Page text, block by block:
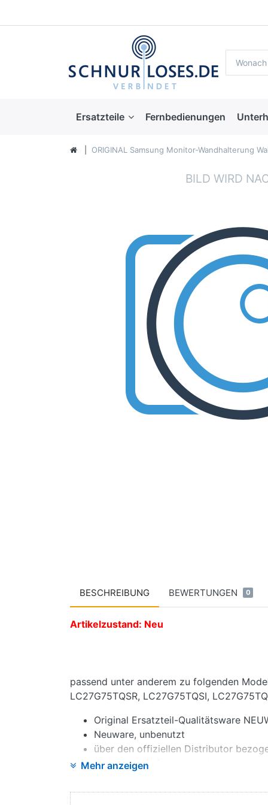
Ersatzteile Fernbedienungen
ORIGINAL Samsung Monitor-Wandhalterung
BESCHREIBUNG BEWERTUNGEN 0
Artikelzustand: Neu
passend unter anderem zu folgenden
LC27G75TQSR, LC27G75TQSI,
Original Ersatzteil-Qualitätsware
Neuware, unbenutzt
über den offiziellen Distributor
ab Lager - Sofortversand
Mehr anzeigen